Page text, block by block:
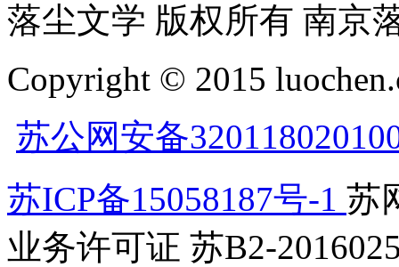
落尘文学 版权所有 南京
Copyright © 2015
苏公网安备
苏ICP备15058187号-1 苏
业务许可证 苏B2-